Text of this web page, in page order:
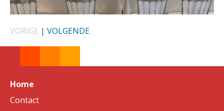
VORIGE | VOLGENDE
Home
Contact